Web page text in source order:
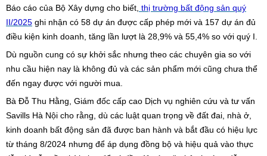
Báo cáo của Bộ Xây dựng cho biết, thị trường bất động sản quý
II/2025 ghi nhận có 58 dự án được cấp phép mới và 157 dự án đủ
điều kiện kinh doanh, tăng lần lượt là 28,9% và 55,4% so với quý I.
Dù nguồn cung có sự khởi sắc nhưng theo các chuyên gia so với
nhu cầu hiện nay là không đủ và các sản phẩm mới cũng chưa thể
đến ngay được với người mua.
Bà Đỗ Thu Hằng, Giám đốc cấp cao Dịch vụ nghiên cứu và tư vấn
Savills Hà Nội cho rằng, dù các luật quan trọng về đất đai, nhà ở,
kinh doanh bất động sản đã được ban hành và bắt đầu có hiệu lực
từ tháng 8/2024 nhưng để áp dụng đồng bộ và hiệu quả vào thực